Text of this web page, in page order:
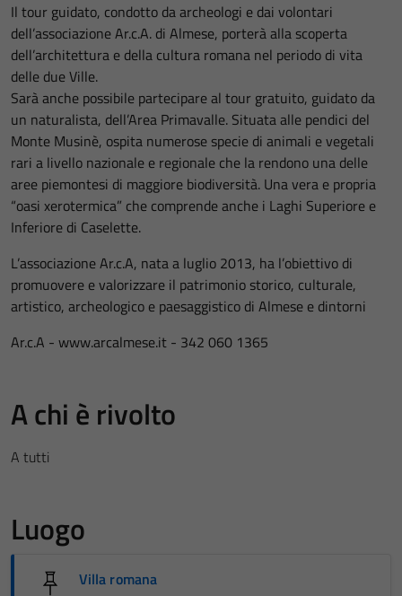
Il tour guidato, condotto da archeologi e dai volontari
dell’associazione Ar.c.A. di Almese, porterà alla scoperta
dell’architettura e della cultura romana nel periodo di vita
delle due Ville.
Sarà anche possibile partecipare al tour gratuito, guidato da
un naturalista, dell’Area Primavalle. Situata alle pendici del
Monte Musinè, ospita numerose specie di animali e vegetali
rari a livello nazionale e regionale che la rendono una delle
aree piemontesi di maggiore biodiversità. Una vera e propria
“oasi xerotermica” che comprende anche i Laghi Superiore e
Inferiore di Caselette.
L’associazione Ar.c.A, nata a luglio 2013, ha l’obiettivo di
promuovere e valorizzare il patrimonio storico, culturale,
artistico, archeologico e paesaggistico di Almese e dintorni
Ar.c.A - www.arcalmese.it - 342 060 1365
A chi è rivolto
A tutti
Luogo
Villa romana